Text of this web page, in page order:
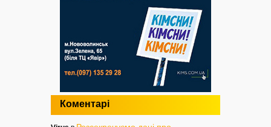
Коментарі